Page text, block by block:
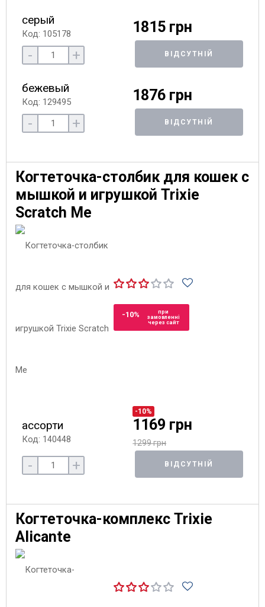
серый
Код: 105178 1815 грн
- + ВІДСУТНІЙ
бежевый
Код: 129495 1876 грн
- + ВІДСУТНІЙ
Когтеточка-столбик для кошек с
мышкой и игрушкой Trixie
Scratch Me
-10%
при
замовленні
через сайт
ассорти
Код: 140448
-10%
1169 грн
1299 грн
- + ВІДСУТНІЙ
Когтеточка-комплекс Trixie
Alicante